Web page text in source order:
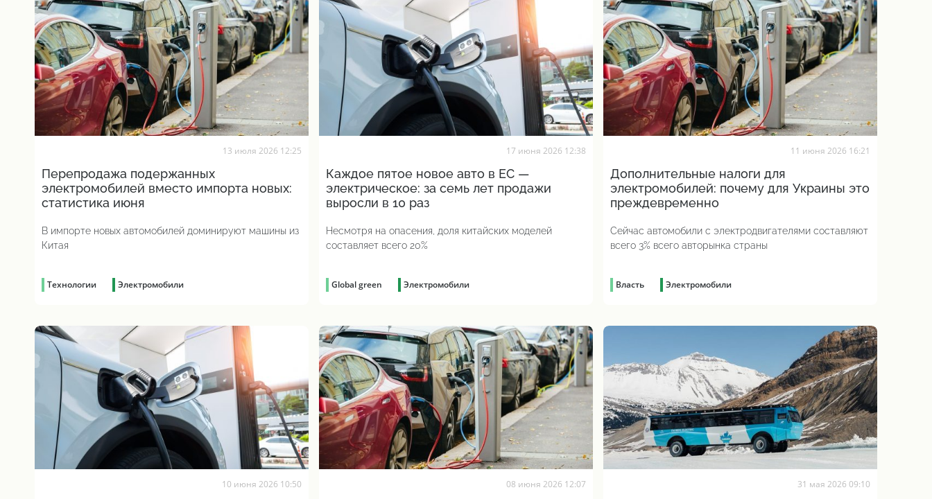
13 июля 2026 12:25
Перепродажа подержанных
электромобилей вместо импорта новых:
статистика июня
В импорте новых автомобилей доминируют машины из
Китая
Технологии Электромобили
17 июня 2026 12:38
Каждое пятое новое авто в ЕС —
электрическое: за семь лет продажи
выросли в 10 раз
Несмотря на опасения, доля китайских моделей
составляет всего 20%
Global green Электромобили
11 июня 2026 16:21
Дополнительные налоги для
электромобилей: почему для Украины это
преждевременно
Сейчас автомобили с электродвигателями составляют
всего 3% всего авторынка страны
Власть Электромобили
10 июня 2026 10:50 08 июня 2026 12:07 31 мая 2026 09:10